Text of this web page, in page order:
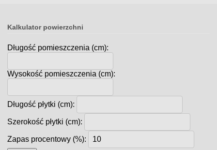
Kalkulator powierzchni
Długość pomieszczenia (cm):
Wysokość pomieszczenia (cm):
Długość płytki (cm):
Szerokość płytki (cm):
Zapas procentowy (%):